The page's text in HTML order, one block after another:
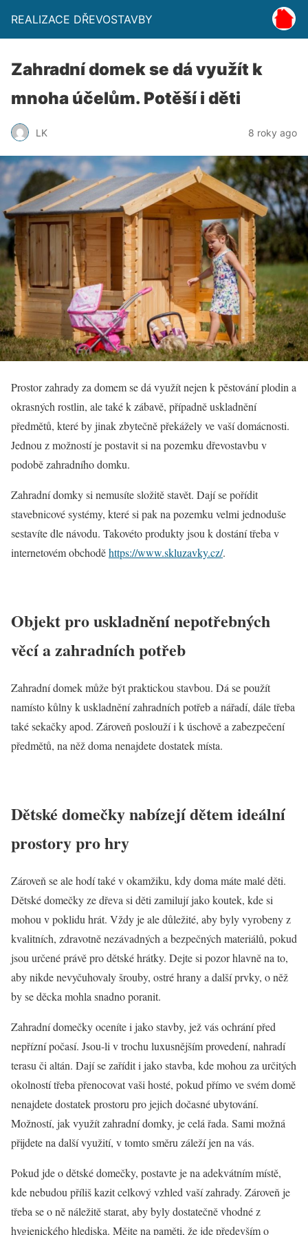
REALIZACE DŘEVOSTAVBY
Zahradní domek se dá využít k
mnoha účelům. Potěší i děti
LK 8 roky ago
Prostor zahrady za domem se dá využít nejen k pěstování plodin a
okrasných rostlin, ale také k zábavě, případně uskladnění
předmětů, které by jinak zbytečně překážely ve vaší domácnosti.
Jednou z možností je postavit si na pozemku dřevostavbu v
podobě zahradního domku.
Zahradní domky si nemusíte složitě stavět. Dají se pořídit
stavebnicové systémy, které si pak na pozemku velmi jednoduše
sestavíte dle návodu. Takovéto produkty jsou k dostání třeba v
internetovém obchoděhttps://www.skluzavky.cz/.
Objekt pro uskladnění nepotřebných
věcí a zahradních potřeb
Zahradní domek může být praktickou stavbou. Dá se použít
namísto kůlny k uskladnění zahradních potřeb a nářadí, dále třeba
také sekačky apod. Zároveň poslouží i k úschově a zabezpečení
předmětů, na něž doma nenajdete dostatek místa.
Dětské domečky nabízejí dětem ideální
prostory pro hry
Zároveň se ale hodí také v okamžiku, kdy doma máte malé děti.
Dětské domečky ze dřeva si děti zamilují jako koutek, kde si
mohou v poklidu hrát. Vždy je ale důležité, aby byly vyrobeny z
kvalitních, zdravotně nezávadných a bezpečných materiálů, pokud
jsou určené právě pro dětské hrátky. Dejte si pozor hlavně na to,
aby nikde nevyčuhovaly šrouby, ostré hrany a další prvky, o něž
by se děcka mohla snadno poranit.
Zahradní domečky oceníte i jako stavby, jež vás ochrání před
nepřízní počasí. Jsou-li v trochu luxusnějším provedení, nahradí
terasu či altán. Dají se zařídit i jako stavba, kde mohou za určitých
okolností třeba přenocovat vaši hosté, pokud přímo ve svém domě
nenajdete dostatek prostoru pro jejich dočasné ubytování.
Možností, jak využít zahradní domky, je celá řada. Sami možná
přijdete na další využití, v tomto směru záleží jen na vás.
Pokud jde o dětské domečky, postavte je na adekvátním místě,
kde nebudou příliš kazit celkový vzhled vaší zahrady. Zároveň je
třeba se o ně náležitě starat, aby byly dostatečně vhodné z
hygienického hlediska. Mějte na paměti, že jde především o